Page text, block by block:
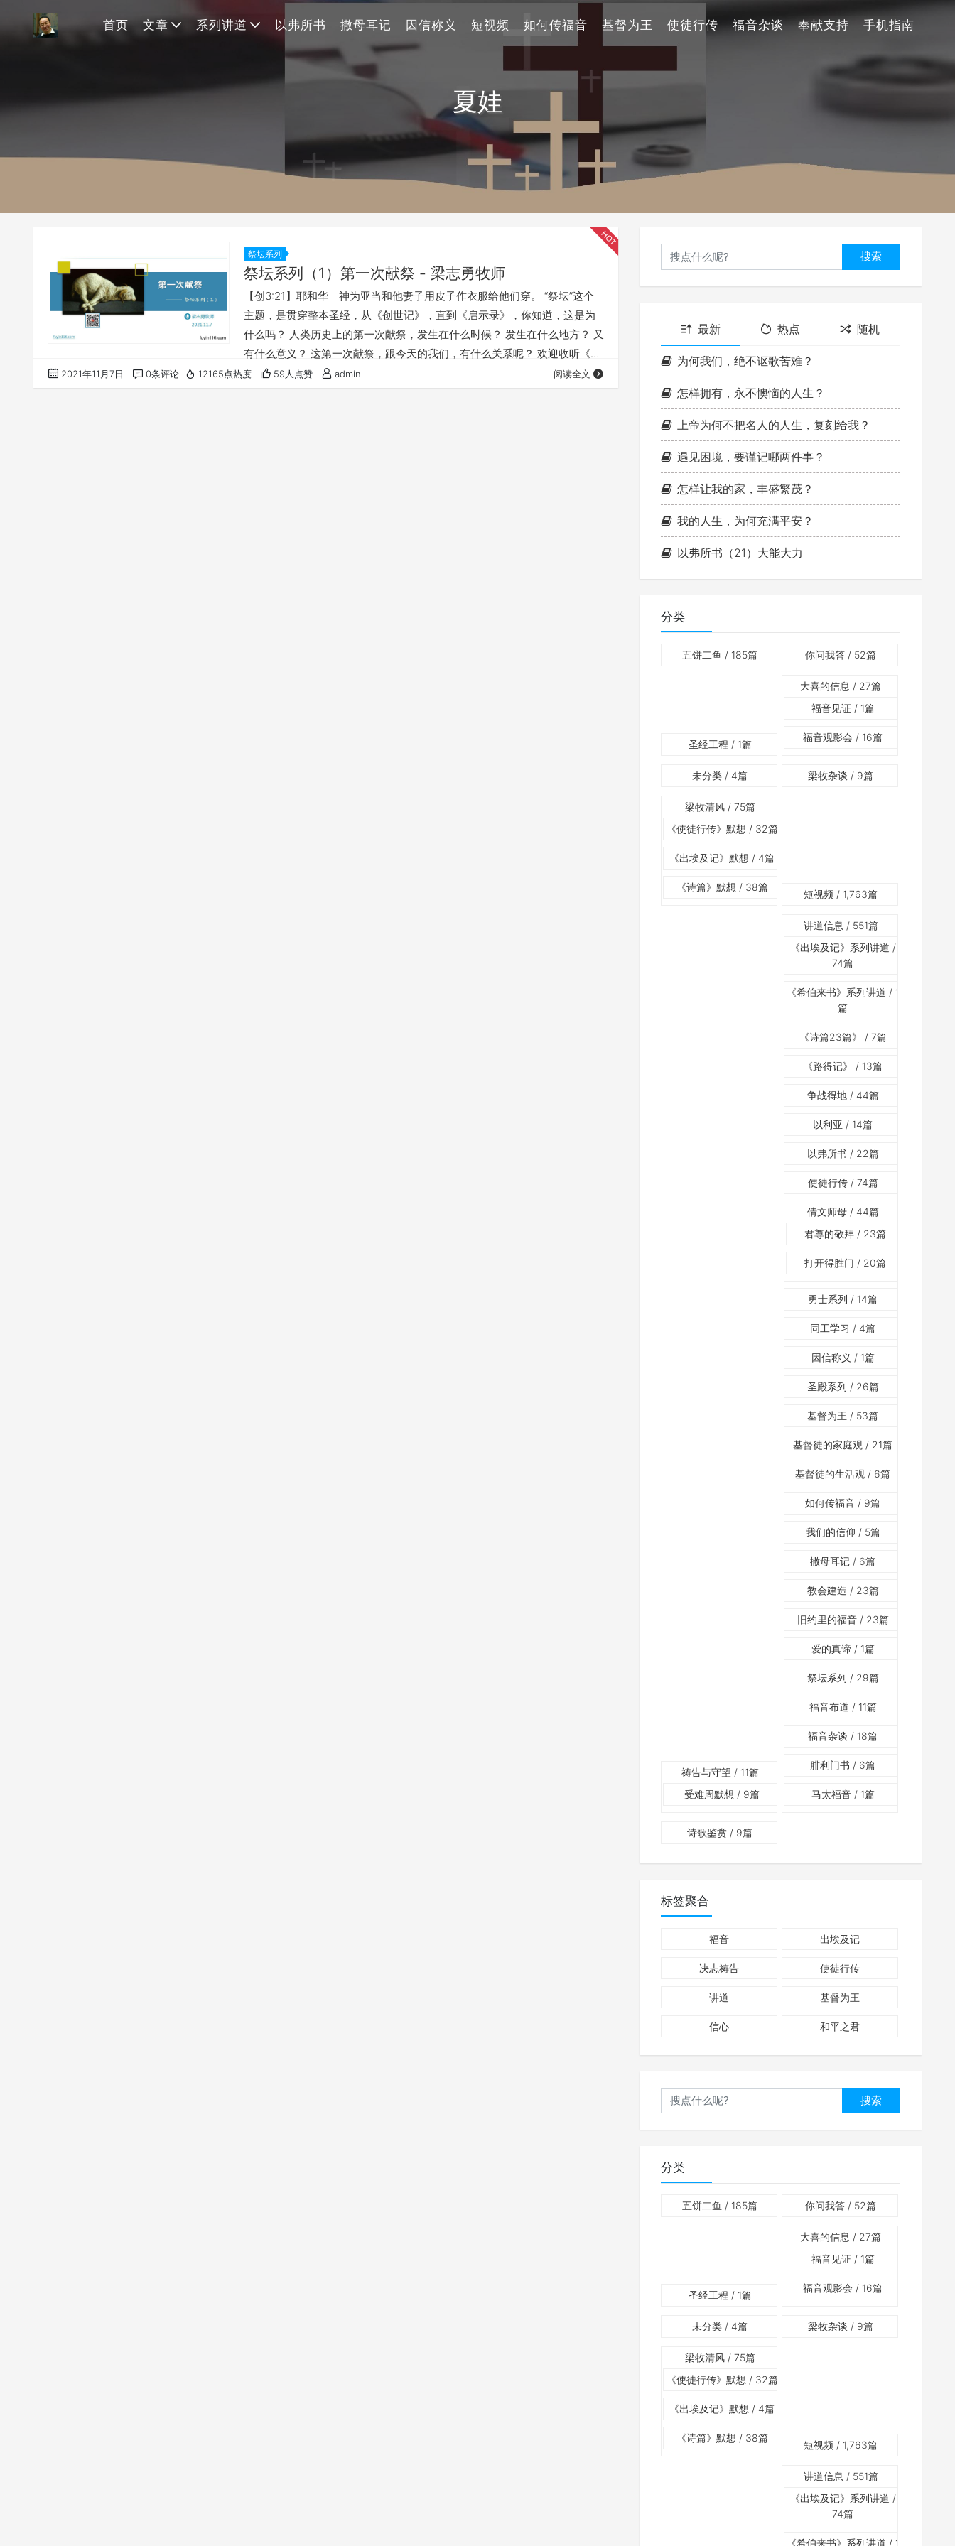
首页 文章 系列讲道 以弗所书 撒母耳记 因信称义 短视频 如何传福音 基督为王 使徒行传 福音杂谈 奉献支持 手机指南
夏娃
祭坛系列
祭坛系列（1）第一次献祭 - 梁志勇牧师
【创3:21】耶和华 神为亚当和他妻子用皮子作衣服给他们穿。 “祭坛”这个
主题，是贯穿整本圣经，从《创世记》，直到《启示录》，你知道，这是为
什么吗？ 人类历史上的第一次献祭，发生在什么时候？ 发生在什么地方？ 又
有什么意义？ 这第一次献祭，跟今天的我们，有什么关系呢？ 欢迎收听《我
们的信仰》系列，第01讲 《第一次献祭》 点下面的小三角“►”就可以播放收
听了： 主耶稣基督，感谢赞美你 感谢你赐给我们《圣经》真理，让我们认
2021年11月7日 0条评论 12165点热度 59人点赞 admin 阅读全文
搜索
最新 热点 随机
为何我们，绝不讴歌苦难？
怎样拥有，永不懊恼的人生？
上帝为何不把名人的人生，复刻给我？
遇见困境，要谨记哪两件事？
怎样让我的家，丰盛繁茂？
我的人生，为何充满平安？
以弗所书（21）大能大力
分类
五饼二鱼 / 185篇 你问我答 / 52篇
圣经工程 / 1篇
大喜的信息 / 27篇
福音见证 / 1篇
福音观影会 / 16篇
未分类 / 4篇 梁牧杂谈 / 9篇
梁牧清风/ 75篇
《使徒行传》默想 / 32篇
《出埃及记》默想 / 4篇
《诗篇》默想 / 38篇
短视频 / 1,763篇
祷告与守望 / 11篇
受难周默想 / 9篇
讲道信息 / 551篇
《出埃及记》系列讲道 /
74篇
《希伯来书》系列讲道 / 1
篇
《诗篇23篇》 / 7篇
《路得记》 / 13篇
争战得地/ 44篇
以利亚 / 14篇
以弗所书 / 22篇
使徒行传/ 74篇
倩文师母/ 44篇
君尊的敬拜/ 23篇
打开得胜门 / 20篇
勇士系列 / 14篇
同工学习 / 4篇
因信称义 / 1篇
圣殿系列 / 26篇
基督为王 / 53篇
基督徒的家庭观 / 21篇
基督徒的生活观 / 6篇
如何传福音 / 9篇
我们的信仰 / 5篇
撒母耳记 / 6篇
教会建造 / 23篇
旧约里的福音/ 23篇
爱的真谛/ 1篇
祭坛系列 / 29篇
福音布道 / 11篇
福音杂谈 / 18篇
腓利门书 / 6篇
马太福音/ 1篇
诗歌鉴赏 / 9篇
标签聚合
福音 出埃及记
决志祷告 使徒行传
讲道 基督为王
信心 和平之君
搜索
分类
五饼二鱼 / 185篇 你问我答 / 52篇
圣经工程 / 1篇
大喜的信息 / 27篇
福音见证 / 1篇
福音观影会 / 16篇
未分类 / 4篇 梁牧杂谈 / 9篇
梁牧清风/ 75篇
《使徒行传》默想 / 32篇
《出埃及记》默想 / 4篇
《诗篇》默想 / 38篇
短视频 / 1,763篇
讲道信息 / 551篇
《出埃及记》系列讲道 /
74篇
《希伯来书》系列讲道 / 1